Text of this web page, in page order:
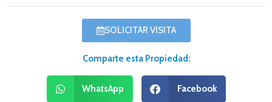
SOLICITAR VISITA
Comparte esta Propiedad:
WhatsApp Facebook